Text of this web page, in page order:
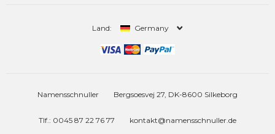
Land: Germany
Namensschnuller Bergsoesvej 27, DK-8600 Silkeborg
Tlf.: 0045 87 22 76 77 kontakt@namensschnuller.de